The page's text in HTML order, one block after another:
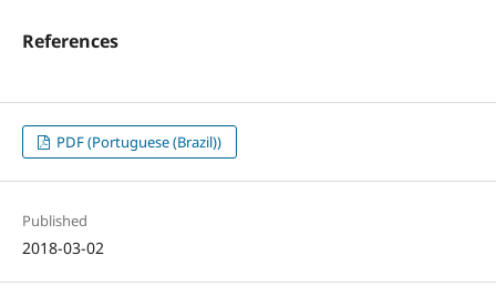
References
PDF (Portuguese (Brazil))
Published
2018-03-02